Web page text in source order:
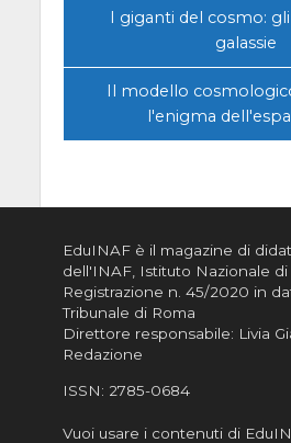
I giganti del cosmo:
galassie
Il modello
l'enigma
EduINAF è il magazine di
dell'INAF, Istituto Nazionale
Registrazione n. 45/2020 in
Tribunale di Roma
Direttore responsabile: Livia
Redazione
ISSN: 2785-0684
Vuoi usare i contenuti di